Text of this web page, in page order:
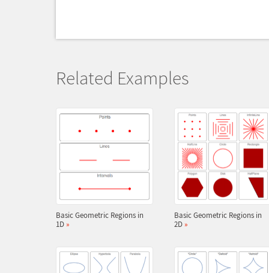
Related Examples
Basic Geometric Regions in
1D »
Basic Geometric Regions in
2D »